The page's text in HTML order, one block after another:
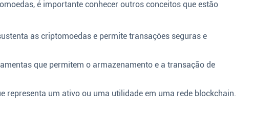
é importante conhecer outros conceitos que estão
as criptomoedas e permite transações seguras e
que permitem o armazenamento e a transação de
representa um ativo ou uma utilidade em uma rede blockchain.